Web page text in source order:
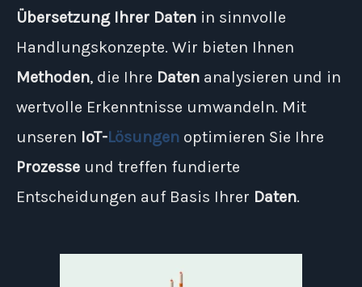
Übersetzung Ihrer Daten in sinnvolle
Handlungskonzepte. Wir bieten Ihnen
Methoden, die Ihre Daten analysieren und in
wertvolle Erkenntnisse umwandeln. Mit
unseren IoT-Lösungen optimieren Sie Ihre
Prozesse und treffen fundierte
Entscheidungen auf Basis Ihrer Daten.